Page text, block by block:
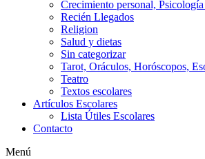
Crecimiento personal,
Recién Llegados
Religion
Salud y dietas
Sin categorizar
Tarot, Oráculos, Horóscopos,
Teatro
Textos escolares
Artículos Escolares
Lista Útiles Escolares
Contacto
Menú